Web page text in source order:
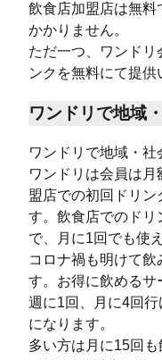
飲食店加盟店は無料
かかりません。
ただ一つ、ワンドリ
ンクを無料にて提供
ワンドリで地域
ワンドリで地域・社
ワンドリは会員は
盟店での初回ドリ
す。飲食店でのド
で、月に1回でも使
コロナ禍も明けて飲
す。お得に飲めるサ
週に1回、月に4回
になります。
多い方は月に15回